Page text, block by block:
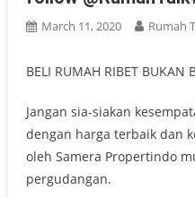
March 11, 2020 Rumah
BELI RUMAH RIBET BUKAN
Jangan sia-siakan
dengan harga terbaik dan
oleh Samera Propertindo
pergudangan.